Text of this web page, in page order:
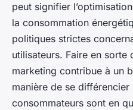
peut signifier
la consommation
politiques strictes
utilisateurs. Faire en sorte
marketing contribue à un
manière de se différencier
consommateurs sont en